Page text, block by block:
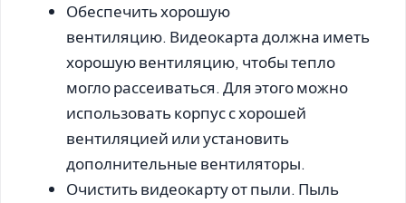
Обеспечить хорошую
вентиляцию. Видеокарта должна иметь
хорошую вентиляцию, чтобы тепло
могло рассеиваться. Для этого можно
использовать корпус с хорошей
вентиляцией или установить
дополнительные вентиляторы.
Очистить видеокарту от пыли. Пыль